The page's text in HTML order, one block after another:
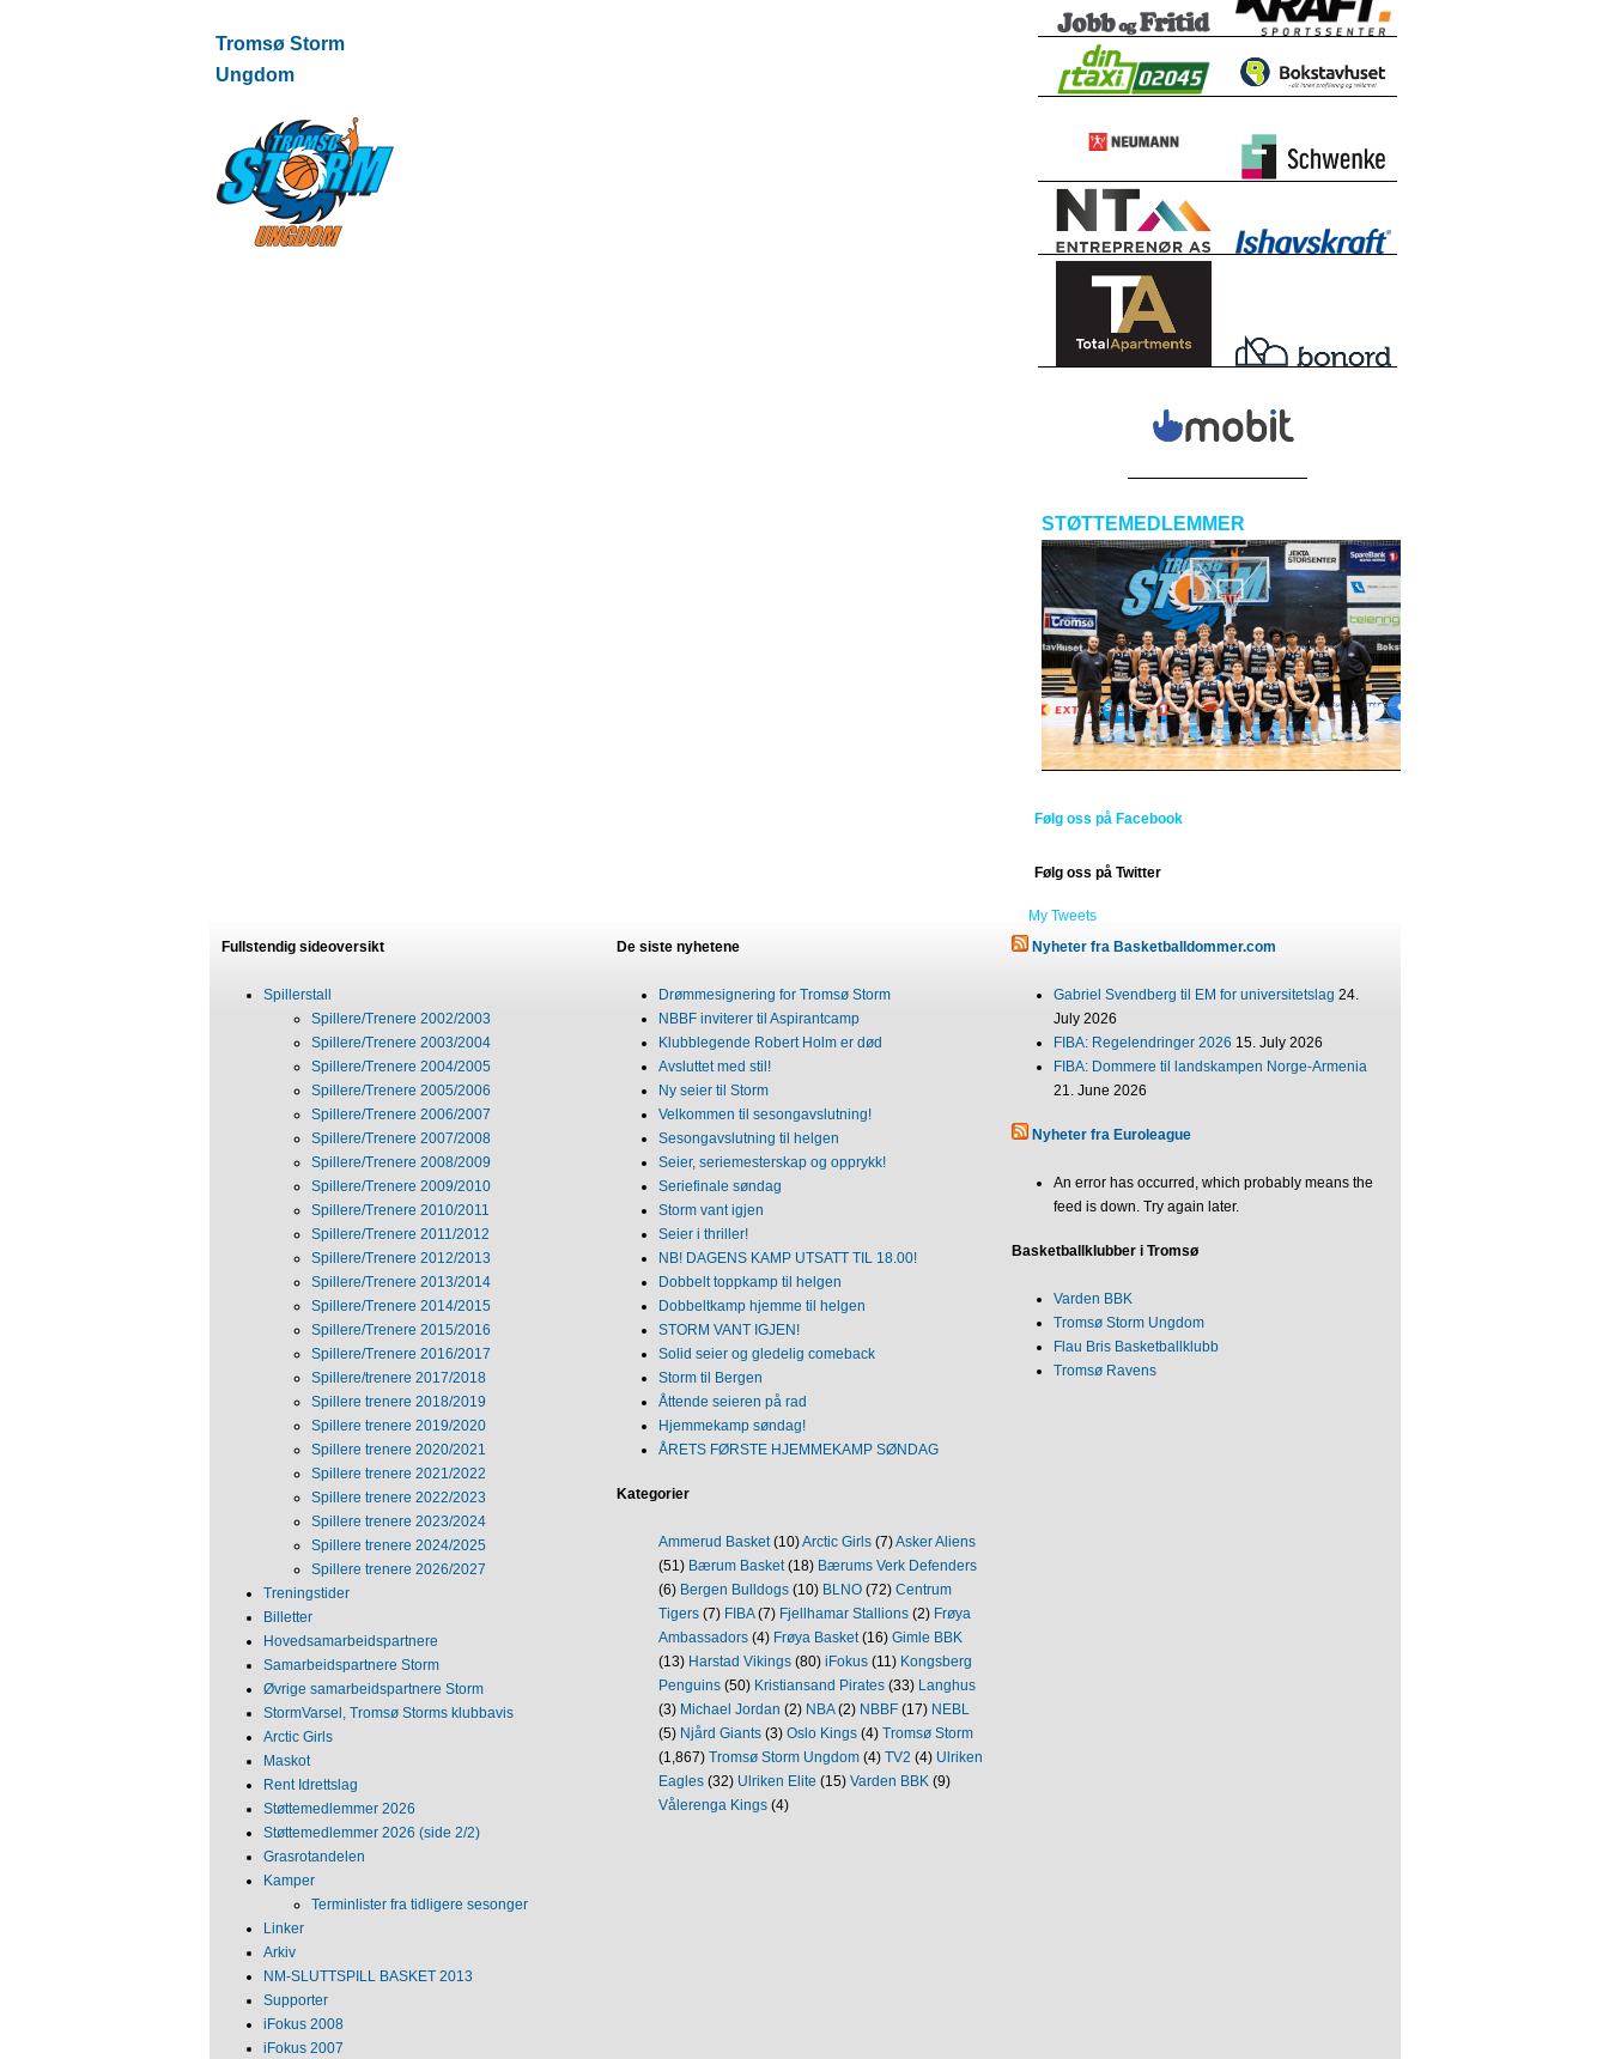
Tromsø Storm
Ungdom
STØTTEMEDLEMMER
Følg oss på Facebook
Følg oss på Twitter
My Tweets
Fullstendig sideoversikt
Spillerstall
Spillere/Trenere 2002/2003
Spillere/Trenere 2003/2004
Spillere/Trenere 2004/2005
Spillere/Trenere 2005/2006
Spillere/Trenere 2006/2007
Spillere/Trenere 2007/2008
Spillere/Trenere 2008/2009
Spillere/Trenere 2009/2010
Spillere/Trenere 2010/2011
Spillere/Trenere 2011/2012
Spillere/Trenere 2012/2013
Spillere/Trenere 2013/2014
Spillere/Trenere 2014/2015
Spillere/Trenere 2015/2016
Spillere/Trenere 2016/2017
Spillere/trenere 2017/2018
Spillere trenere 2018/2019
Spillere trenere 2019/2020
Spillere trenere 2020/2021
Spillere trenere 2021/2022
Spillere trenere 2022/2023
Spillere trenere 2023/2024
Spillere trenere 2024/2025
Spillere trenere 2026/2027
Treningstider
Billetter
Hovedsamarbeidspartnere
Samarbeidspartnere Storm
Øvrige samarbeidspartnere Storm
StormVarsel, Tromsø Storms klubbavis
Arctic Girls
Maskot
Rent Idrettslag
Støttemedlemmer 2026
Støttemedlemmer 2026 (side 2/2)
Grasrotandelen
Kamper
Terminlister fra tidligere sesonger
Linker
Arkiv
NM‐SLUTTSPILL BASKET 2013
Supporter
iFokus 2008
iFokus 2007
De siste nyhetene
Drømmesignering for Tromsø Storm
NBBF inviterer til Aspirantcamp
Klubblegende Robert Holm er død
Avsluttet med stil!
Ny seier til Storm
Velkommen til sesongavslutning!
Sesongavslutning til helgen
Seier, seriemesterskap og opprykk!
Seriefinale søndag
Storm vant igjen
Seier i thriller!
NB! DAGENS KAMP UTSATT TIL 18.00!
Dobbelt toppkamp til helgen
Dobbeltkamp hjemme til helgen
STORM VANT IGJEN!
Solid seier og gledelig comeback
Storm til Bergen
Åttende seieren på rad
Hjemmekamp søndag!
ÅRETS FØRSTE HJEMMEKAMP SØNDAG
Kategorier
Ammerud Basket(10)Arctic Girls(7)Asker Aliens
(51) Bærum Basket(18) Bærums Verk Defenders
(6) Bergen Bulldogs(10) BLNO(72) Centrum
Tigers(7) FIBA(7) Fjellhamar Stallions(2) Frøya
Ambassadors(4) Frøya Basket(16) Gimle BBK
(13) Harstad Vikings(80) iFokus(11) Kongsberg
Penguins(50) Kristiansand Pirates(33) Langhus
(3) Michael Jordan (2) NBA(2) NBBF(17) NEBL
(5) Njård Giants(3) Oslo Kings(4) Tromsø Storm
(1,867) Tromsø Storm Ungdom(4) TV2 (4) Ulriken
Eagles(32) Ulriken Elite (15) Varden BBK(9)
Vålerenga Kings(4)
Nyheter fra Basketballdommer.com
Gabriel Svendberg til EM for universitetslag 24.
July 2026
FIBA: Regelendringer 2026 15. July 2026
FIBA: Dommere til landskampen Norge-Armenia
21. June 2026
Nyheter fra Euroleague
An error has occurred, which probably means the
feed is down. Try again later.
Basketballklubber i Tromsø
Varden BBK
Tromsø Storm Ungdom
Flau Bris Basketballklubb
Tromsø Ravens